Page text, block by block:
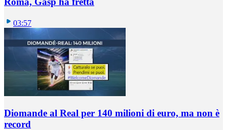
03:57
Diomande al Real per 140 milioni di euro, ma non è
record